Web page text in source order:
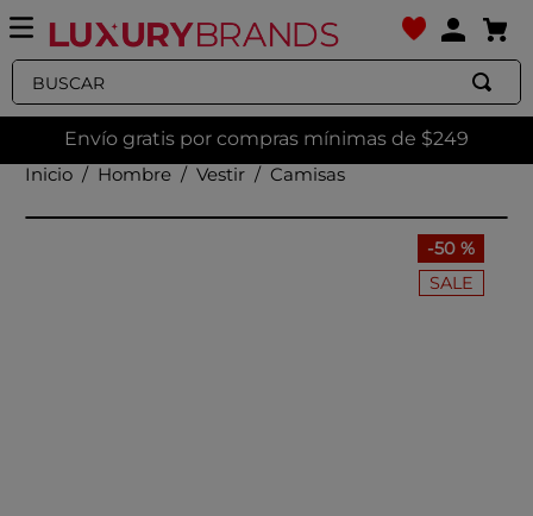
Buscar
Envío gratis por compras mínimas de $249
Hombre
Vestir Camisas
-50 %
SALE